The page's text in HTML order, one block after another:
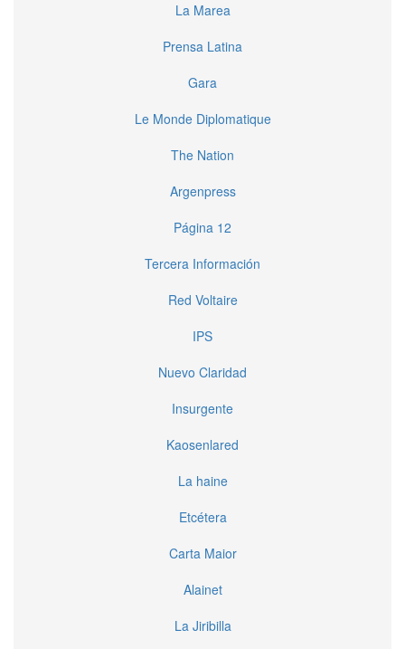
La Marea
Prensa Latina
Gara
Le Monde Diplomatique
The Nation
Argenpress
Página 12
Tercera Información
Red Voltaire
IPS
Nuevo Claridad
Insurgente
Kaosenlared
La haine
Etcétera
Carta Maior
Alainet
La Jiribilla